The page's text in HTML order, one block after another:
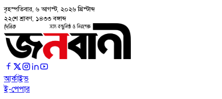
বৃহস্পতিবার, ৬ আগস্ট, ২০২৬ খ্রিস্টাব্দ
২২শে শ্রাবণ, ১৪৩৩ বঙ্গাব্দ
আর্কাইভ
ই-পেপার